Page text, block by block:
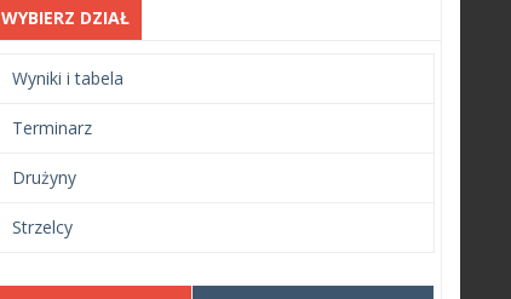
WYBIERZ DZIAŁ
Wyniki i tabela
Terminarz
Drużyny
Strzelcy